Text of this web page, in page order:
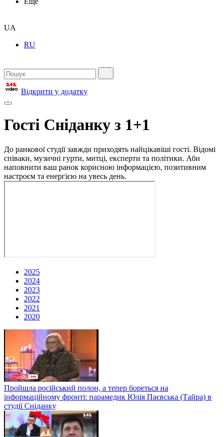
UA
RU
Відкрити у додатку
Гості Сніданку з 1+1
До ранкової студії завжди приходять найцікавіші гості. Відомі
співаки, музичні гурти, митці, експерти та політики. Аби
наповнити ваш ранок корисною інформацією, позитивним
настроєм та енергією на увесь день.
2025
2024
2023
2022
2021
2020
Пройшла російський полон, а тепер бореться на
інформаційному фронті: парамедик Юлія Паєвська (Тайра) в
студії Сніданку